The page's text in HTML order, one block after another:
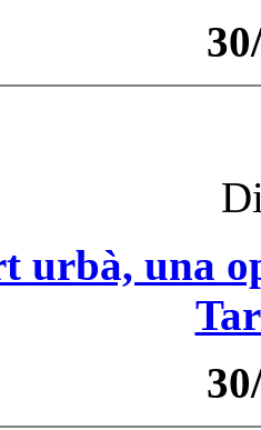
urbà, una